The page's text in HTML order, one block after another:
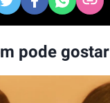
pode gostar